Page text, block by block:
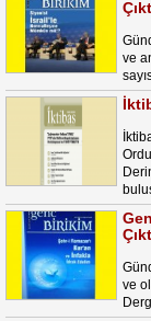
ve
ve